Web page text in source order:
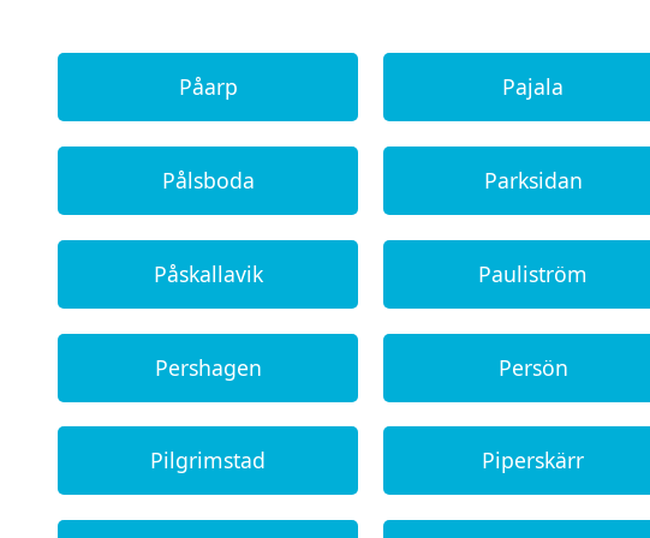
Påarp Pajala
Pålsboda Parksidan
Påskallavik Pauliström
Pershagen Persön
Pilgrimstad Piperskärr